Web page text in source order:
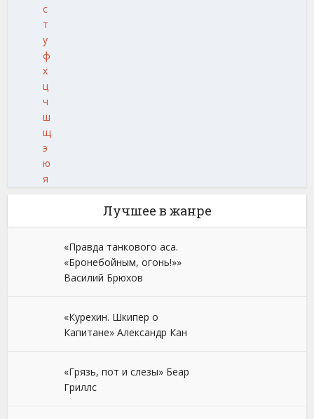
с
т
у
ф
х
ц
ч
ш
щ
э
ю
я
Лучшее в жанре
«Правда танкового аса.
«Бронебойным, огонь!»»
Василий Брюхов
«Курехин. Шкипер о
Капитане» Александр Кан
«Грязь, пот и слезы» Беар
Гриллс